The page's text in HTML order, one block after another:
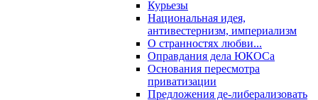
Курьезы
Национальная идея,
антивестернизм, империализм
О странностях любви...
Оправдания дела ЮКОСа
Основания пересмотра
приватизации
Предложения де-либерализовать